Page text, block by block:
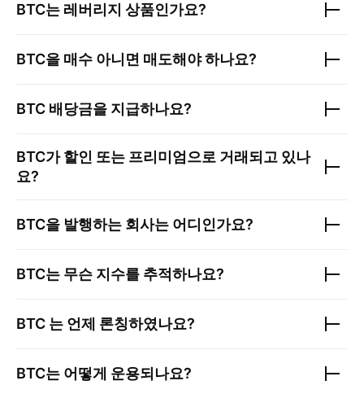
BTC는 레버리지 상품인가요?
BTC을 매수 아니면 매도해야 하나요?
BTC 배당금을 지급하나요?
BTC가 할인 또는 프리미엄으로 거래되고 있나
요?
BTC을 발행하는 회사는 어디인가요?
BTC는 무슨 지수를 추적하나요?
BTC 는 언제 론칭하였나요?
BTC는 어떻게 운용되나요?